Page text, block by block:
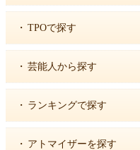
・ TPOで探す
・ 芸能人から探す
・ ランキングで探す
・ アトマイザーを探す